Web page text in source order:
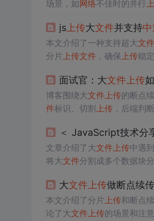
场景，如网络不佳时的并行
js上传大文件并支持中
本文介绍了一种支持超大文件
分片 上传文件，确保 上传稳
面试官：大文件上传
博客围绕大文件上传的断点
件标识、切割 上传，后端判断
＜ JavaScript技术分
文章介绍了大文件上传中遇
将大文件分割成多个数据块
大文件上传做断点续
本文介绍了分片 上传和断点
论了大文件上传的场景和注